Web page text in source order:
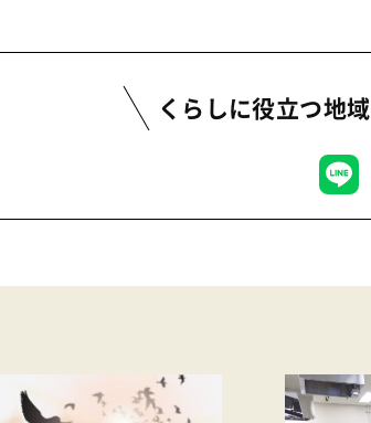
くらしに役立つ地